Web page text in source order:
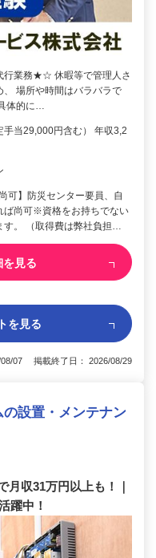
業務★☆ 休暇等で管理人さ
場所や時間はバラバラで
体的に…
当29,000円含む） 年収3,2
可】防災センター要員、自
ば尚可※資格をお持ちでない
す。 （取得費は弊社負担…
を見る
を見る
08/07 掲載終了日： 2026/08/29
設置・メンテナン
収31万円以上も！｜
躍中！